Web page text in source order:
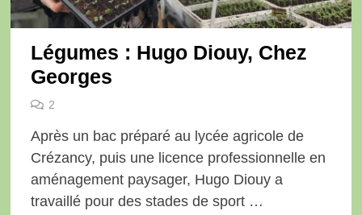
Légumes : Hugo Diouy, Chez
Georges
2
Après un bac préparé au lycée agricole de
Crézancy, puis une licence professionnelle en
aménagement paysager, Hugo Diouy a
travaillé pour des stades de sport …